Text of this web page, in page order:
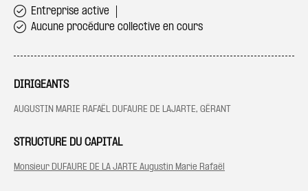
Entreprise active
Aucune procédure collective en cours
DIRIGEANTS
AUGUSTIN MARIE RAFAËL DUFAURE DE LAJARTE, GÉRANT
STRUCTURE DU CAPITAL
Monsieur DUFAURE DE LA JARTE Augustin Marie Rafaël